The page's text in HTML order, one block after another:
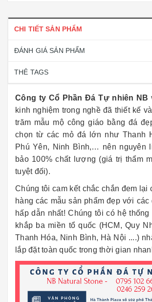
CHI TIẾT SẢN PHẨM
ĐÁNH GIÁ SẢN PHẨM
THẺ TAGS
Công ty Cổ Phần Đá Tự nhiên NB
kinh nghiệm trong nghề đã thiết kế
trăm mẫu mộ công giáo bằng đá
chọn từ các mỏ đá lớn như Thanh
Phú Yên, Ninh Bình,… nên nguyên
bảo 100% chất lượng (giá trị thẩm
tuyệt đối).
Chúng tôi cam kết chắc chắn đem lại
hàng các mẫu sản phẩm đẹp với
hấp dẫn nhất! Chúng tôi có hệ
khắp ba miền tổ quốc (HCM, Quy
Thanh Hóa, Ninh Bình, Hà Nội ....)
lắp đặt toàn quốc trong thời gian